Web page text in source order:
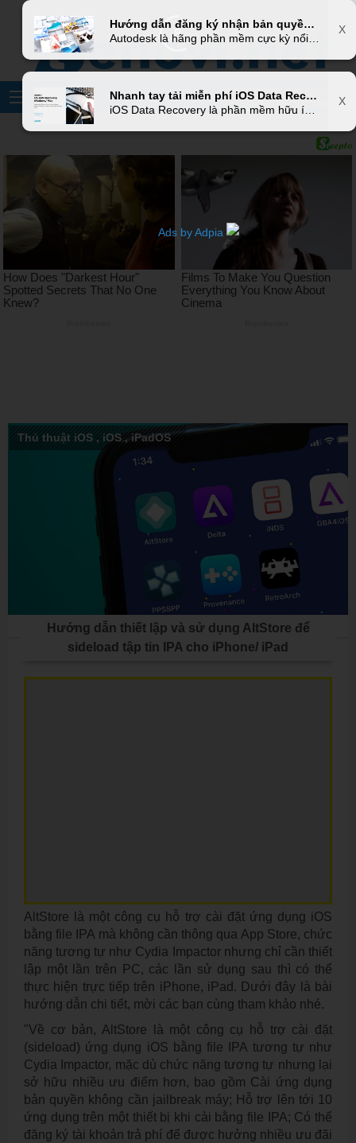
6
Ads by Adpia
Thủ thuật iOS , iOS , iPadOS
Hướng dẫn thiết lập và sử dụng AltStore để
sideload tập tin IPA cho iPhone/ iPad
AltStore là một công cụ hỗ trợ cài đặt ứng dụng iOS
bằng file IPA mà không cần thông qua App Store, chức
năng tương tự như Cydia Impactor nhưng chỉ cần thiết
lập một lần trên PC, các lần sử dụng sau thì có thể
thực hiện trực tiếp trên iPhone, iPad. Dưới đây là bài
hướng dẫn chi tiết, mời các bạn cùng tham khảo nhé.
"Về cơ bản, AltStore là một công cụ hỗ trợ cài đặt
(sideload) ứng dụng iOS bằng file IPA tương tự như
Cydia Impactor, mặc dù chức năng tương tự nhưng lại
sở hữu nhiều ưu điểm hơn, bao gồm Cài ứng dụng
bản quyền không cần jailbreak máy; Hỗ trợ lên tới 10
ứng dụng trên một thiết bị khi cài bằng file IPA; Có thể
đăng ký tài khoản trả phí để được hưởng nhiều ưu đãi
Hướng dẫn đăng ký nhận bản quyền phần mềm AutoCard, MAYA, 3DS MARK,... phiên bản Education từ Autodesk
X
Nhanh tay tải miễn phí iOS Data Recovery - Phần mềm khôi phục dữ liệu bị mất trên iPhone, iPad và iPod trị giá 59.95 USD
X